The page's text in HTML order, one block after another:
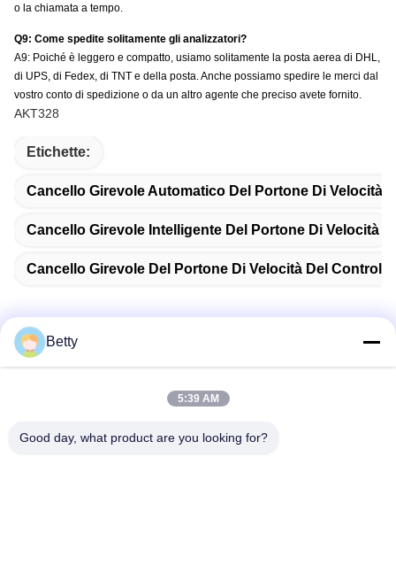
o la chiamata a tempo.
Q9: Come spedite solitamente gli analizzatori?
A9: Poiché è leggero e compatto, usiamo solitamente la posta aerea di DHL,
di UPS, di Fedex, di TNT e della posta. Anche possiamo spedire le merci dal
vostro conto di spedizione o da un altro agente che preciso avete fornito.
AKT328
Etichette:
Cancello Girevole Automatico Del Portone Di Velocità
Cancello Girevole Intelligente Del Portone Di Velocità
Cancello Girevole Del Portone Di Velocità Del
No. 106, strada del sud di Tangtian, città di Tangxia,
Betty
5:39 AM
Good day, what product are you looking for?